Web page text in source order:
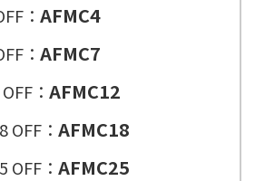
： AFMC4
： AFMC7
： AFMC12
OFF： AFMC18
OFF： AFMC25